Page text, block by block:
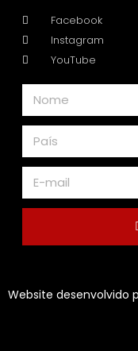
Facebook
Instagram
YouTube
Website desenvolvido